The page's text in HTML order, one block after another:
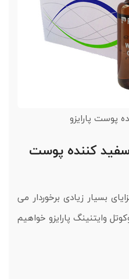
پوست پارایزو
کننده پوست
بسیار زیادی برخوردار می
وایتنینگ پارایزو خواهیم